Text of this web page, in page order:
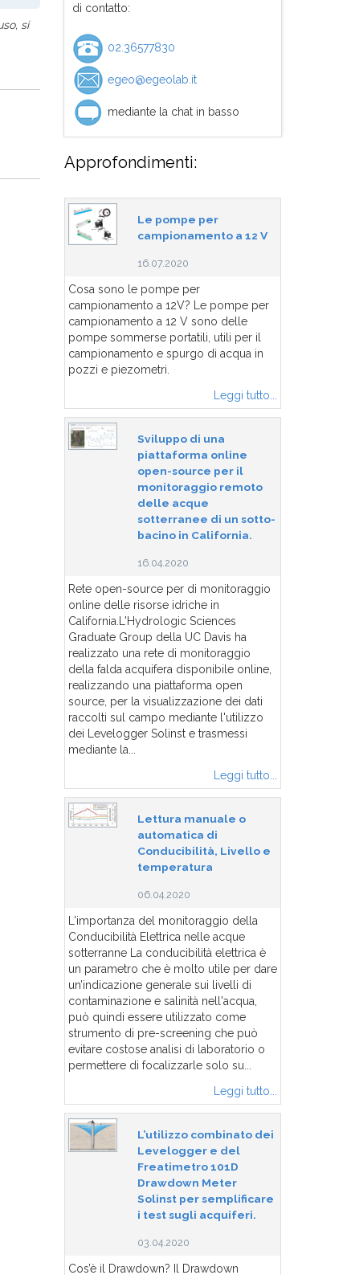
si
di contatto:
02.36577830
egeo@egeolab.it
mediante la chat in basso
Approfondimenti:
Le pompe per
campionamento a 12 V
16.07.2020
Cosa sono le pompe per
campionamento a 12V? Le pompe per
campionamento a 12 V sono delle
pompe sommerse portatili, utili per il
campionamento e spurgo di acqua in
pozzi e piezometri.
Leggi tutto...
Sviluppo di una
piattaforma online
open-source per il
monitoraggio remoto
delle acque
sotterranee di un sotto-
bacino in California.
16.04.2020
Rete open-source per di monitoraggio
online delle risorse idriche in
California.L'Hydrologic Sciences
Graduate Group della UC Davis ha
realizzato una rete di monitoraggio
della falda acquifera disponibile online,
realizzando una piattaforma open
source, per la visualizzazione dei dati
raccolti sul campo mediante l'utilizzo
dei Levelogger Solinst e trasmessi
mediante la...
Leggi tutto...
Lettura manuale o
automatica di
Conducibilità, Livello e
temperatura
06.04.2020
L'importanza del monitoraggio della
Conducibilità Elettrica nelle acque
sotterranne La conducibilità elettrica è
un parametro che è molto utile per dare
un’indicazione generale sui livelli di
contaminazione e salinità nell'acqua,
può quindi essere utilizzato come
strumento di pre-screening che può
evitare costose analisi di laboratorio o
permettere di focalizzarle solo su...
Leggi tutto...
L’utilizzo combinato dei
Levelogger e del
Freatimetro 101D
Drawdown Meter
Solinst per semplificare
i test sugli acquiferi.
03.04.2020
Cos’è il Drawdown? Il Drawdown